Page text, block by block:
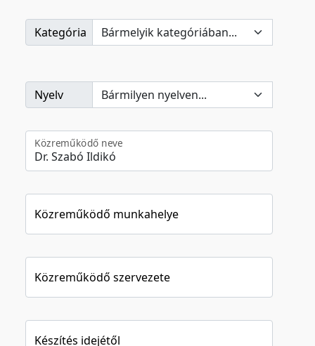
Kategória
Nyelv
Közreműködő neve
Közreműködő munkahelye
Közreműködő szervezete
Készítés idejétől